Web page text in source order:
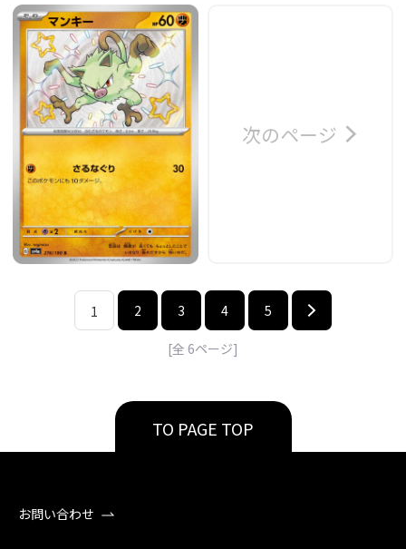
次のページ
1 2 3 4 5
[全 6ページ]
TO PAGE TOP
お問い合わせ